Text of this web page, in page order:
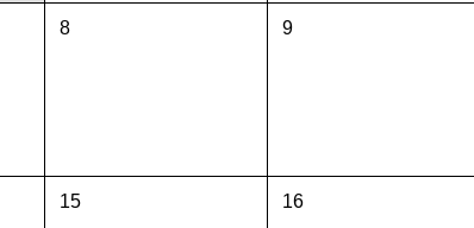
8 9
15 16